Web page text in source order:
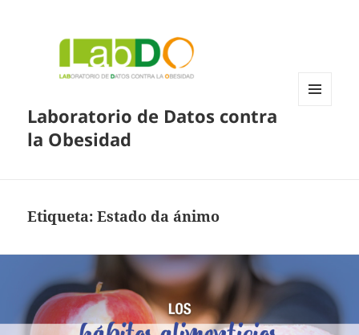
Laboratorio de Datos contra
la Obesidad
Etiqueta:Estado da ánimo